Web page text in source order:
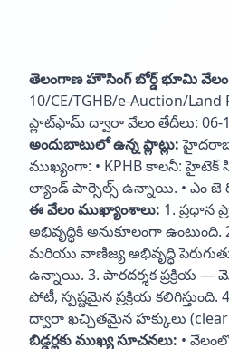
తెలంగాణ హౌసింగ్ బోర్డ్ భూమి వేలం
10/CE/TGHB/e-Auction/
ప్లాట్‌ఫామ్ ద్వారా వేలం తేదీలు: 06-
అందుబాటులో ఉన్న ప్లాట్లు:
ముఖ్యంగా: • KPHB కాలనీ:
ల్యాండ్ పార్సెల్స్ ఉన్నాయి. • ఎం జె
ఈ వేలం ముఖ్యాంశాలు: 1. ప్రధాన
అభివృద్ధికి అనుకూలంగా
మరియు వాణిజ్య అభివృద్ధి
ఉన్నాయి. 3. పారదర్శక ప్రక్రియ —
పోటీ, స్పష్టమైన ప్రక్రియ
ద్వారా ఖచ్చితమైన హక్కులు
బిడ్డర్లకు ముఖ్య సూచనలు: •